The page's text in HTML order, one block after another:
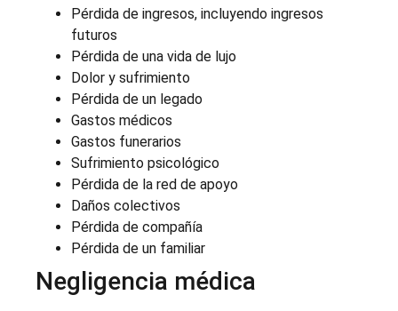
Pérdida de ingresos, incluyendo ingresos
futuros
Pérdida de una vida de lujo
Dolor y sufrimiento
Pérdida de un legado
Gastos médicos
Gastos funerarios
Sufrimiento psicológico
Pérdida de la red de apoyo
Daños colectivos
Pérdida de compañía
Pérdida de un familiar
Negligencia médica